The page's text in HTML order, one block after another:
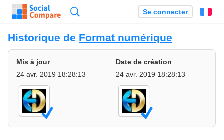
Se connecter
Historique de Format numérique
Mis à jour
24 avr. 2019 18:28:13
Date de création
24 avr. 2019 18:28:13